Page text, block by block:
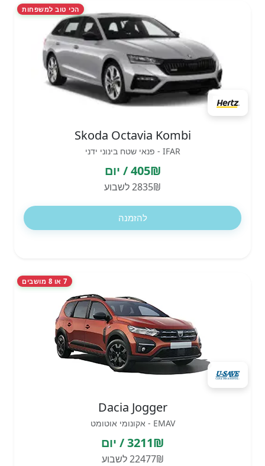
הכי טוב למשפחות
Skoda Octavia Kombi
IFAR - פנאי שטח בינוני ידני
405₪ / יום
2835₪ לשבוע
להזמנה
7 או 8 מושבים
Dacia Jogger
EMAV - אקונומי אוטומט
3211₪ / יום
22477₪ לשבוע